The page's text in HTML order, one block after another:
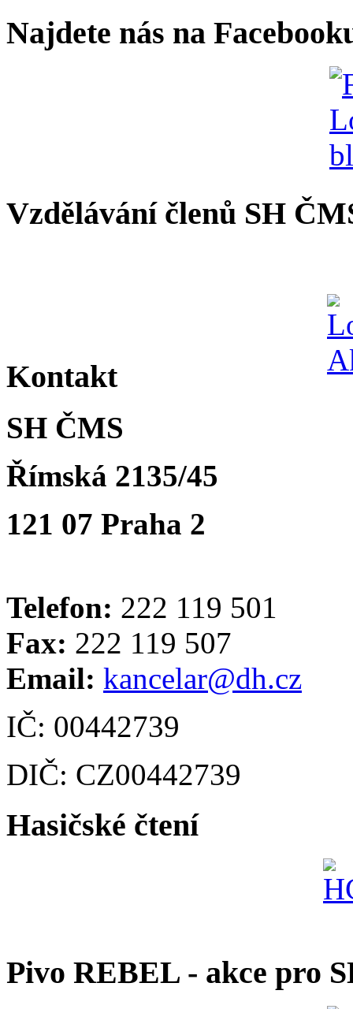
Najdete nás na
Vzdělávání členů SH
Kontakt
SH ČMS
Římská 2135/45
121 07 Praha 2
Telefon: 222 119 501
Fax: 222 119 507
Email: kancelar@dh.cz
IČ: 00442739
DIČ: CZ00442739
Hasičské čtení
Pivo REBEL - akce pro